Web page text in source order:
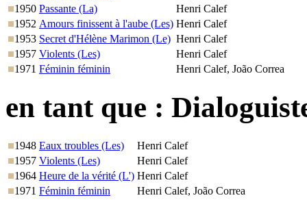
1950 Passante (La)
Henri Calef
1952 Amours finissent à l'aube (Les) Henri Calef
1953 Secret d'Hélène Marimon (Le) Henri Calef
1957 Violents (Les)
Henri Calef
1971 Féminin féminin Henri Calef, João Correa
en tant que :
1948 Eaux troubles (Les)
Henri Calef
1957 Violents (Les)
Henri Calef
1964 Heure de la vérité (L') Henri Calef
1971 Féminin féminin Henri Calef, João Correa